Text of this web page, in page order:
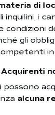
di
inquilini, i
condizioni
gli
possono
alcuna